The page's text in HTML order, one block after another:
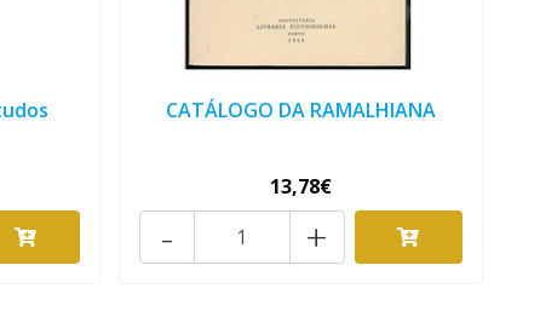
CATÁLOGO DA RAMALHIANA
13,78€
+
-